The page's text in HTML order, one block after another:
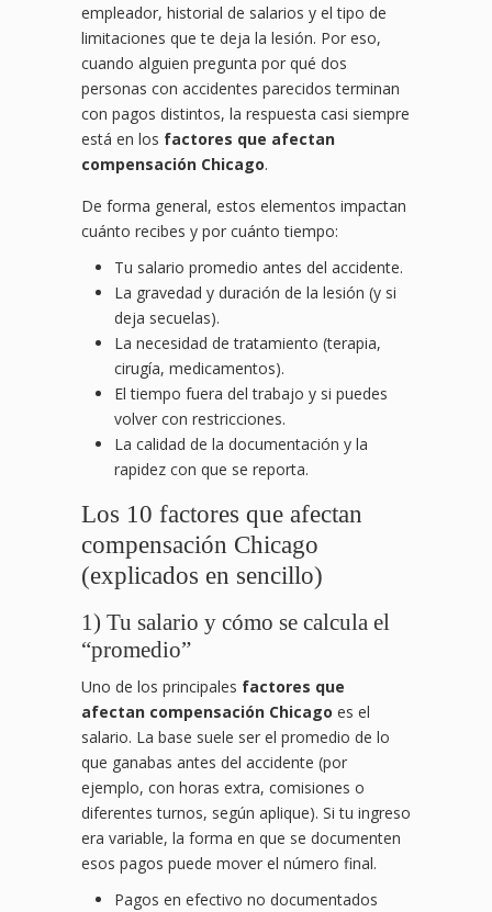
empleador, historial de salarios y el tipo de
limitaciones que te deja la lesión. Por eso,
cuando alguien pregunta por qué dos
personas con accidentes parecidos terminan
con pagos distintos, la respuesta casi siempre
está en los factores que afectan
compensación Chicago.
De forma general, estos elementos impactan
cuánto recibes y por cuánto tiempo:
Tu salario promedio antes del accidente.
La gravedad y duración de la lesión (y si
deja secuelas).
La necesidad de tratamiento (terapia,
cirugía, medicamentos).
El tiempo fuera del trabajo y si puedes
volver con restricciones.
La calidad de la documentación y la
rapidez con que se reporta.
Los 10 factores que afectan
compensación Chicago
(explicados en sencillo)
1) Tu salario y cómo se calcula el
“promedio”
Uno de los principales factores que
afectan compensación Chicago es el
salario. La base suele ser el promedio de lo
que ganabas antes del accidente (por
ejemplo, con horas extra, comisiones o
diferentes turnos, según aplique). Si tu ingreso
era variable, la forma en que se documenten
esos pagos puede mover el número final.
Pagos en efectivo no documentados